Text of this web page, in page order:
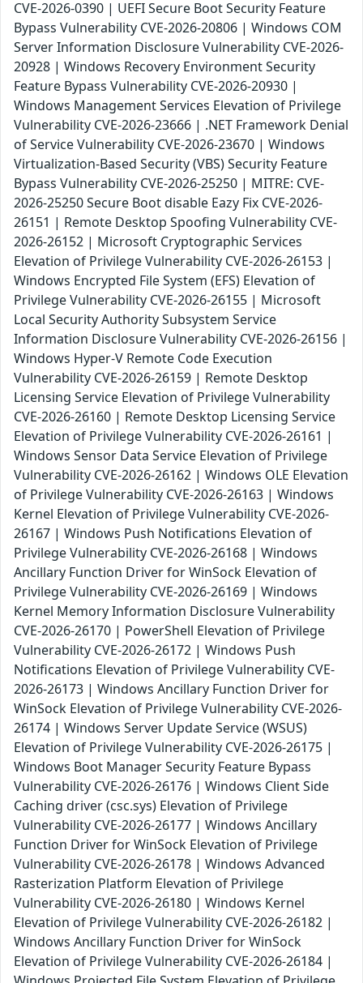
CVE-2026-0390 | UEFI Secure Boot Security Feature
Bypass Vulnerability CVE-2026-20806 | Windows COM
Server Information Disclosure Vulnerability CVE-2026-
20928 | Windows Recovery Environment Security
Feature Bypass Vulnerability CVE-2026-20930 |
Windows Management Services Elevation of Privilege
Vulnerability CVE-2026-23666 | .NET Framework Denial
of Service Vulnerability CVE-2026-23670 | Windows
Virtualization-Based Security (VBS) Security Feature
Bypass Vulnerability CVE-2026-25250 | MITRE: CVE-
2026-25250 Secure Boot disable Eazy Fix CVE-2026-
26151 | Remote Desktop Spoofing Vulnerability CVE-
2026-26152 | Microsoft Cryptographic Services
Elevation of Privilege Vulnerability CVE-2026-26153 |
Windows Encrypted File System (EFS) Elevation of
Privilege Vulnerability CVE-2026-26155 | Microsoft
Local Security Authority Subsystem Service
Information Disclosure Vulnerability CVE-2026-26156 |
Windows Hyper-V Remote Code Execution
Vulnerability CVE-2026-26159 | Remote Desktop
Licensing Service Elevation of Privilege Vulnerability
CVE-2026-26160 | Remote Desktop Licensing Service
Elevation of Privilege Vulnerability CVE-2026-26161 |
Windows Sensor Data Service Elevation of Privilege
Vulnerability CVE-2026-26162 | Windows OLE Elevation
of Privilege Vulnerability CVE-2026-26163 | Windows
Kernel Elevation of Privilege Vulnerability CVE-2026-
26167 | Windows Push Notifications Elevation of
Privilege Vulnerability CVE-2026-26168 | Windows
Ancillary Function Driver for WinSock Elevation of
Privilege Vulnerability CVE-2026-26169 | Windows
Kernel Memory Information Disclosure Vulnerability
CVE-2026-26170 | PowerShell Elevation of Privilege
Vulnerability CVE-2026-26172 | Windows Push
Notifications Elevation of Privilege Vulnerability CVE-
2026-26173 | Windows Ancillary Function Driver for
WinSock Elevation of Privilege Vulnerability CVE-2026-
26174 | Windows Server Update Service (WSUS)
Elevation of Privilege Vulnerability CVE-2026-26175 |
Windows Boot Manager Security Feature Bypass
Vulnerability CVE-2026-26176 | Windows Client Side
Caching driver (csc.sys) Elevation of Privilege
Vulnerability CVE-2026-26177 | Windows Ancillary
Function Driver for WinSock Elevation of Privilege
Vulnerability CVE-2026-26178 | Windows Advanced
Rasterization Platform Elevation of Privilege
Vulnerability CVE-2026-26180 | Windows Kernel
Elevation of Privilege Vulnerability CVE-2026-26182 |
Windows Ancillary Function Driver for WinSock
Elevation of Privilege Vulnerability CVE-2026-26184 |